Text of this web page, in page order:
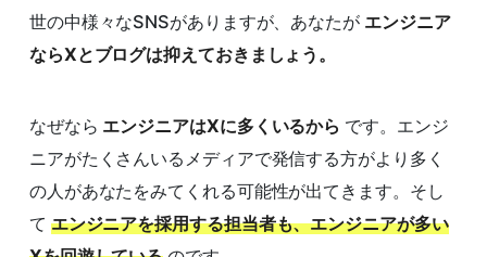
世の中様々なSNSがありますが、あなたが エンジニア
ならXとブログは抑えておきましょう。
なぜなら エンジニアはXに多くいるから です。エンジ
ニアがたくさんいるメディアで発信する方がより多く
の人があなたをみてくれる可能性が出てきます。そし
て エンジニアを採用する担当者も、エンジニアが多い